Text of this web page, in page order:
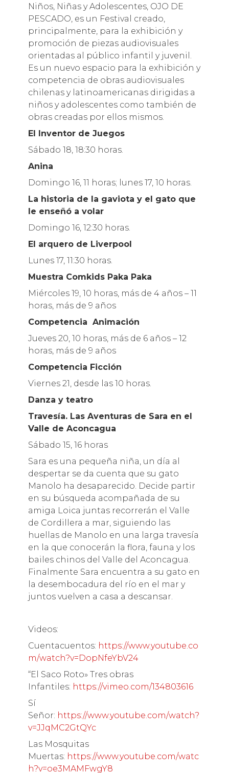
Niños, Niñas y Adolescentes, OJO DE
PESCADO, es un Festival creado,
principalmente, para la exhibición y
promoción de piezas audiovisuales
orientadas al público infantil y juvenil.
Es un nuevo espacio para la exhibición y
competencia de obras audiovisuales
chilenas y latinoamericanas dirigidas a
niños y adolescentes como también de
obras creadas por ellos mismos.
El Inventor de Juegos
Sábado 18, 18:30 horas.
Anina
Domingo 16, 11 horas; lunes 17, 10 horas.
La historia de la gaviota y el gato que
le enseñó a volar
Domingo 16, 12:30 horas.
El arquero de Liverpool
Lunes 17, 11:30 horas.
Muestra Comkids Paka Paka
Miércoles 19, 10 horas, más de 4 años – 11
horas, más de 9 años
Competencia Animación
Jueves 20, 10 horas, más de 6 años – 12
horas, más de 9 años
Competencia Ficción
Viernes 21, desde las 10 horas.
Danza y teatro
Travesía. Las Aventuras de Sara en el
Valle de Aconcagua
Sábado 15, 16 horas
Sara es una pequeña niña, un día al
despertar se da cuenta que su gato
Manolo ha desaparecido. Decide partir
en su búsqueda acompañada de su
amiga Loica juntas recorrerán el Valle
de Cordillera a mar, siguiendo las
huellas de Manolo en una larga travesía
en la que conocerán la flora, fauna y los
bailes chinos del Valle del Aconcagua.
Finalmente Sara encuentra a su gato en
la desembocadura del río en el mar y
juntos vuelven a casa a descansar.
Videos:
Cuentacuentos: https://www.youtube.co
m/watch?v=DopNfeYbV24
“El Saco Roto» Tres obras
Infantiles: https://vimeo.com/134803616
Sí
Señor: https://www.youtube.com/watch?
v=JJqMC2GtQYc
Las Mosquitas
Muertas: https://www.youtube.com/watc
h?v=oe3MAMFwgY8